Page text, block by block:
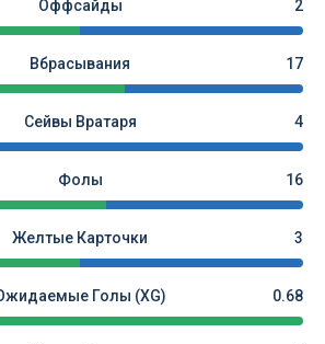
Оффсайды 2
Вбрасывания 17
Сейвы Вратаря 4
Фолы 16
Желтые Карточки 3
Голы (xG) 0.68